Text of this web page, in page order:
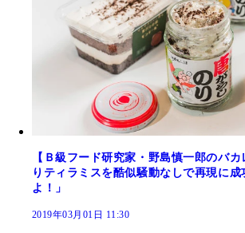
【Ｂ級フード研究家・野島慎一郎のバ
りティラミスを酷似騒動なしで再現に
よ！」
2019年03月01日 11:30